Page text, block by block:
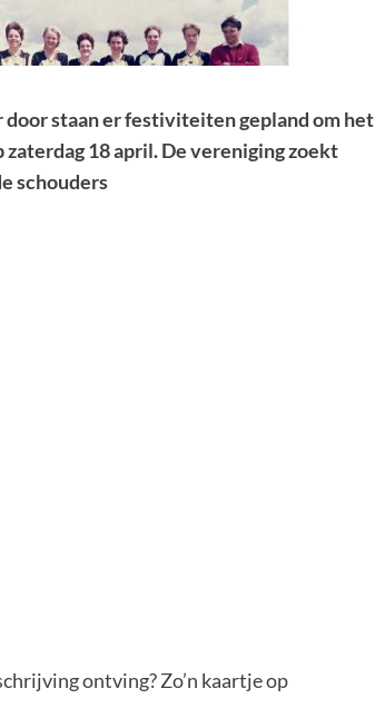
door staan er festiviteitengepland om het
zaterdag 18 april.De vereniging zoekt
schouders
ontving? Zo’n kaartje op